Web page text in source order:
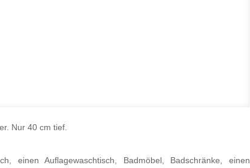
Nur 40 cm tief.
einen Auflagewaschtisch, Badmöbel, Badschränke, einen